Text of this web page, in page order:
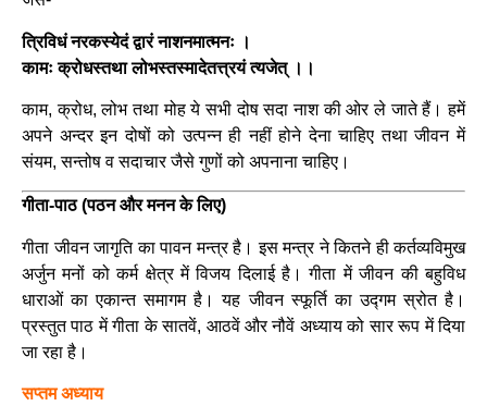
त्रिविधं नरकस्येदं द्वारं नाशनमात्मनः ।
कामः क्रोधस्तथा लोभस्तस्मादेतत्त्रयं त्यजेत् ।।
काम, क्रोध, लोभ तथा मोह ये सभी दोष सदा नाश की ओर ले जाते हैं। हमें
अपने अन्दर इन दोषों को उत्पन्न ही नहीं होने देना चाहिए तथा जीवन में
संयम, सन्तोष व सदाचार जैसे गुणों को अपनाना चाहिए।
गीता-पाठ (पठन और मनन के लिए)
गीता जीवन जागृति का पावन मन्त्र है। इस मन्त्र ने कितने ही कर्तव्यविमुख
अर्जुन मनों को कर्म क्षेत्र में विजय दिलाई है। गीता में जीवन की बहुविध
धाराओं का एकान्त समागम है। यह जीवन स्फूर्ति का उद्गम स्रोत है।
प्रस्तुत पाठ में गीता के सातवें, आठवें और नौवें अध्याय को सार रूप में दिया
जा रहा है।
सप्तम अध्याय